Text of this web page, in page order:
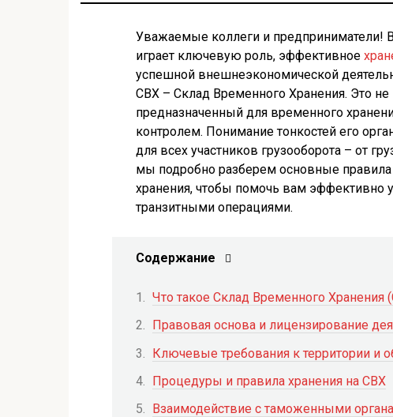
Уважаемые коллеги и предприниматели!
играет ключевую роль, эффективное
успешной внешнеэкономической
СВХ – Склад Временного Хранения. Это
предназначенный для временного
контролем. Понимание тонкостей его
для всех участников грузооборота – от
мы подробно разберем основные
хранения, чтобы помочь вам
транзитными операциями.
Содержание
Что такое Склад Временного Хранения
Правовая основа и лицензирование
Ключевые требования к территории и
Процедуры и правила хранения на СВХ
Взаимодействие с таможенными